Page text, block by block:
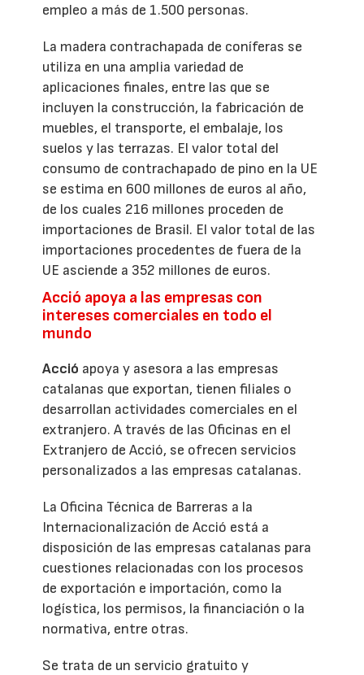
empleo a más de 1.500 personas.
La madera contrachapada de coníferas se
utiliza en una amplia variedad de
aplicaciones finales, entre las que se
incluyen la construcción, la fabricación de
muebles, el transporte, el embalaje, los
suelos y las terrazas. El valor total del
consumo de contrachapado de pino en la UE
se estima en 600 millones de euros al año,
de los cuales 216 millones proceden de
importaciones de Brasil. El valor total de las
importaciones procedentes de fuera de la
UE asciende a 352 millones de euros.
Acció apoya a las empresas con
intereses comerciales en todo el
mundo
Acció apoya y asesora a las empresas
catalanas que exportan, tienen filiales o
desarrollan actividades comerciales en el
extranjero. A través de las Oficinas en el
Extranjero de Acció, se ofrecen servicios
personalizados a las empresas catalanas.
La Oficina Técnica de Barreras a la
Internacionalización de Acció está a
disposición de las empresas catalanas para
cuestiones relacionadas con los procesos
de exportación e importación, como la
logística, los permisos, la financiación o la
normativa, entre otras.
Se trata de un servicio gratuito y